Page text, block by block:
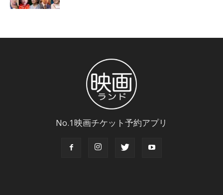
No.1映画チケット予約アプリ